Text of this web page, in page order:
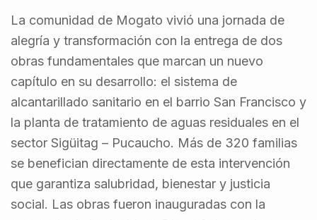
La comunidad de Mogato vivió una jornada de
alegría y transformación con la entrega de dos
obras fundamentales que marcan un nuevo
capítulo en su desarrollo: el sistema de
alcantarillado sanitario en el barrio San Francisco y
la planta de tratamiento de aguas residuales en el
sector Sigüitag – Pucaucho. Más de 320 familias
se benefician directamente de esta intervención
que garantiza salubridad, bienestar y justicia
social. Las obras fueron inauguradas con la